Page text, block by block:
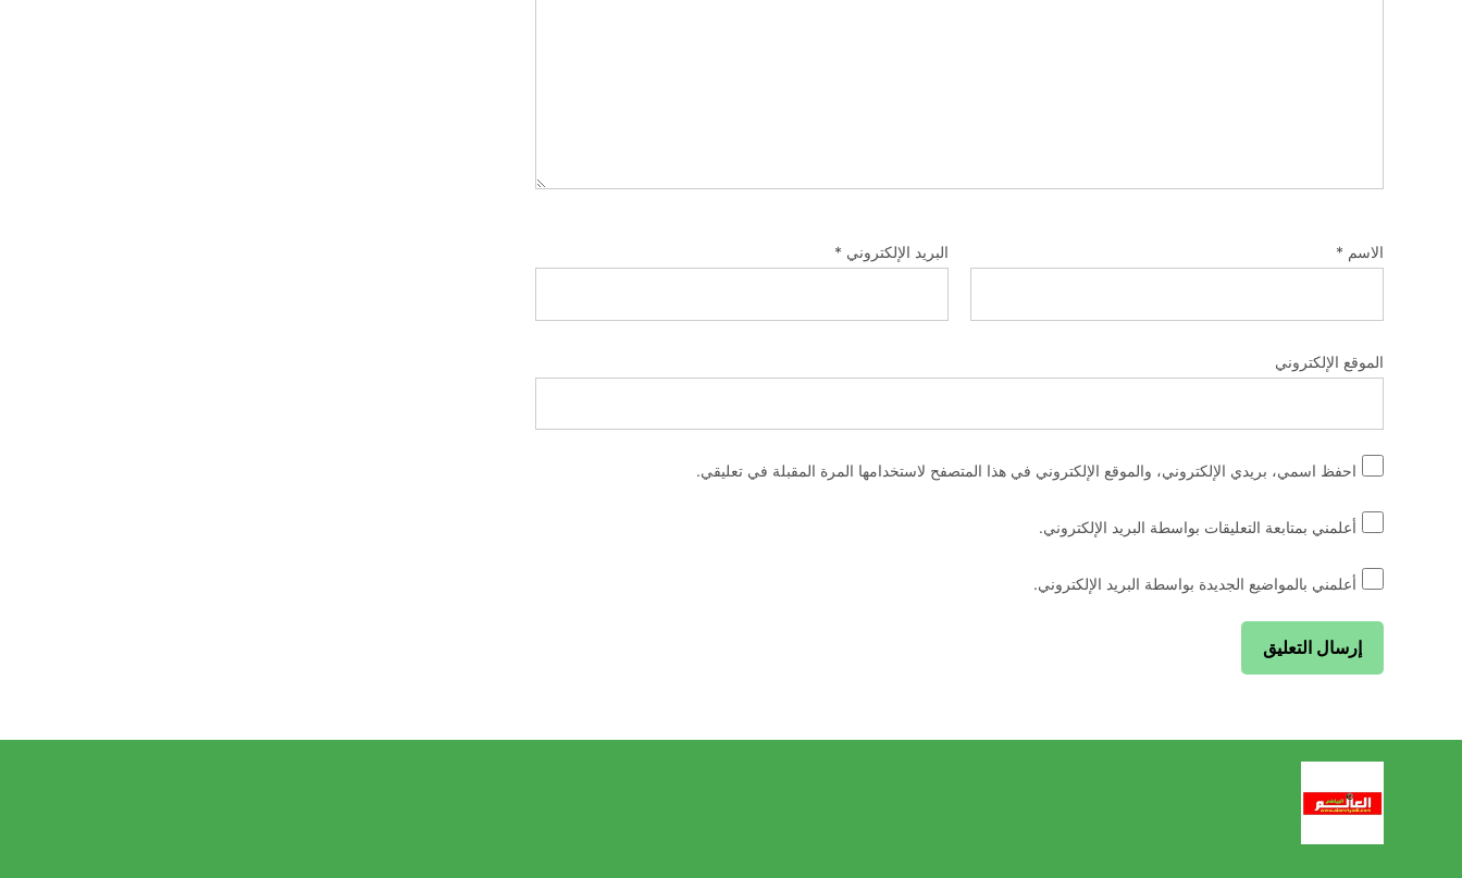
الاسم * البريد الإلكتروني *
الموقع الإلكتروني
احفظ اسمي، بريدي الإلكتروني، والموقع الإلكتروني في هذا المتصفح لاستخدامها المرة المقبلة في تعليقي.
أعلمني بمتابعة التعليقات بواسطة البريد الإلكتروني.
أعلمني بالمواضيع الجديدة بواسطة البريد الإلكتروني.